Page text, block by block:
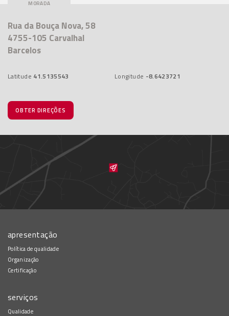
Rua da Bouça Nova, 58
4755-105 Carvalhal
Barcelos
Latitude 41.5135543 Longitude -8.6423721
OBTER DIREÇÕES
apresentação
Política de qualidade
Organização
Certificação
serviços
Qualidade